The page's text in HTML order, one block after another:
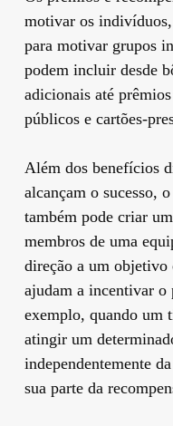
motivar os
para motivar grupos
podem incluir desde
adicionais até
públicos e cartões-
Além dos benefícios
alcançam o sucesso,
também pode criar
membros de uma
direção a um objetivo
ajudam a incentivar o
exemplo, quando um
atingir um
independentemente
sua parte da